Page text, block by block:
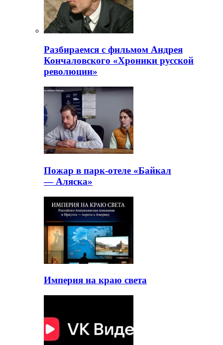
Разбираемся с фильмом Андрея
Кончаловского «Хроники русской
революции»
Пожар в парк-отеле «Байкал
— Аляска»
Империя на краю света